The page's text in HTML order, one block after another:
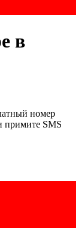
в
номер
примите SMS